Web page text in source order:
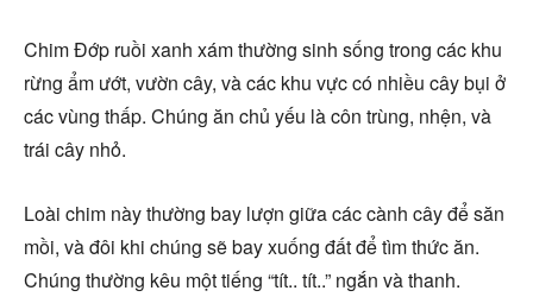
Chim Đớp ruồi xanh xám thường sinh sống trong các khu
rừng ẩm ướt, vườn cây, và các khu vực có nhiều cây bụi ở
các vùng thấp. Chúng ăn chủ yếu là côn trùng, nhện, và
trái cây nhỏ.
Loài chim này thường bay lượn giữa các cành cây để săn
mồi, và đôi khi chúng sẽ bay xuống đất để tìm thức ăn.
Chúng thường kêu một tiếng “tít.. tít..” ngắn và thanh.